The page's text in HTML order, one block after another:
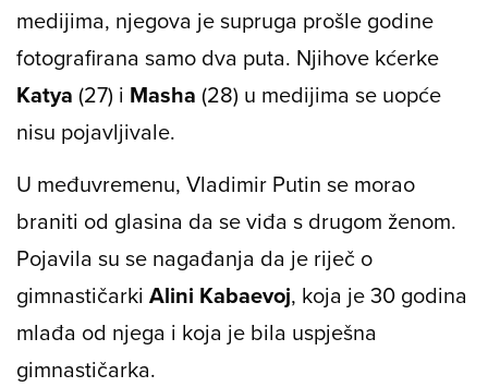
medijima, njegova je supruga prošle godine
fotografirana samo dva puta. Njihove kćerke
Katya (27) i Masha (28) u medijima se uopće
nisu pojavljivale.
U međuvremenu, Vladimir Putin se morao
braniti od glasina da se viđa s drugom ženom.
Pojavila su se nagađanja da je riječ o
gimnastičarki Alini Kabaevoj, koja je 30 godina
mlađa od njega i koja je bila uspješna
gimnastičarka.